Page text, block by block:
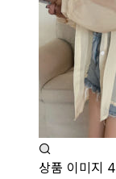
상품 이미지 4